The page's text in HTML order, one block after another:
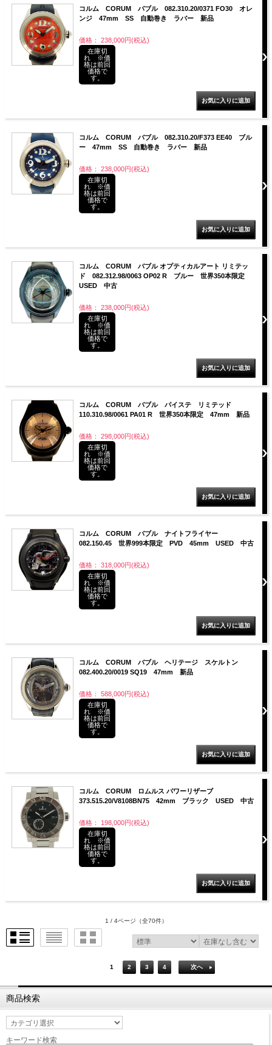
コルム CORUM バブル 082.310.20/0371 FO30 オレ
ンジ 47mm SS 自動巻き ラバー 新品
価格： 238,000円(税込)
在庫切
れ ※価
格は前回
価格で
す。
コルム CORUM バブル 082.310.20/F373 EE40 ブル
ー 47mm SS 自動巻き ラバー 新品
価格： 238,000円(税込)
在庫切
れ ※価
格は前回
価格で
す。
コルム CORUM バブル オプティカルアート リミテッ
ド 082.312.98/0063 OP02 R ブルー 世界350本限定
USED 中古
価格： 238,000円(税込)
在庫切
れ ※価
格は前回
価格で
す。
コルム CORUM バブル パイステ リミテッド
110.310.98/0061 PA01 R 世界350本限定 47mm 新品
価格： 298,000円(税込)
在庫切
れ ※価
格は前回
価格で
す。
コルム CORUM バブル ナイトフライヤー
082.150.45 世界999本限定 PVD 45mm USED 中古
価格： 318,000円(税込)
在庫切
れ ※価
格は前回
価格で
す。
コルム CORUM バブル ヘリテージ スケルトン
082.400.20/0019 SQ19 47mm 新品
価格： 588,000円(税込)
在庫切
れ ※価
格は前回
価格で
す。
コルム CORUM ロムルス パワーリザーブ
373.515.20/V8108BN75 42mm ブラック USED 中古
価格： 198,000円(税込)
在庫切
れ ※価
格は前回
価格で
す。
1 / 4ページ （全70件）
1 2 3 4 次へ
商品検索
キーワード検索